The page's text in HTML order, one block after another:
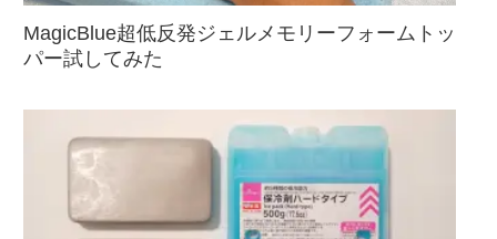
MagicBlue超低反発ジェルメモリーフォームトッ
パー試してみた